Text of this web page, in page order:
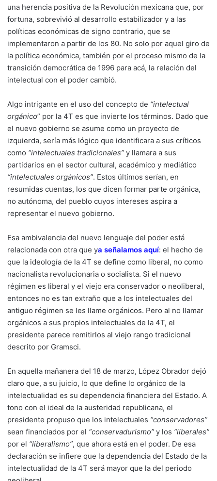
una herencia positiva de la Revolución mexicana que, por
fortuna, sobrevivió al desarrollo estabilizador y a las
políticas económicas de signo contrario, que se
implementaron a partir de los 80. No solo por aquel giro de
la política económica, también por el proceso mismo de la
transición democrática de 1996 para acá, la relación del
intelectual con el poder cambió.
Algo intrigante en el uso del concepto de “intelectual
orgánico” por la 4T es que invierte los términos. Dado que
el nuevo gobierno se asume como un proyecto de
izquierda, sería más lógico que identificara a sus críticos
como “intelectuales tradicionales” y llamara a sus
partidarios en el sector cultural, académico y mediático
“intelectuales orgánicos”. Estos últimos serían, en
resumidas cuentas, los que dicen formar parte orgánica,
no autónoma, del pueblo cuyos intereses aspira a
representar el nuevo gobierno.
Esa ambivalencia del nuevo lenguaje del poder está
relacionada con otra que ya señalamos aquí: el hecho de
que la ideología de la 4T se define como liberal, no como
nacionalista revolucionaria o socialista. Si el nuevo
régimen es liberal y el viejo era conservador o neoliberal,
entonces no es tan extraño que a los intelectuales del
antiguo régimen se les llame orgánicos. Pero al no llamar
orgánicos a sus propios intelectuales de la 4T, el
presidente parece remitirlos al viejo rango tradicional
descrito por Gramsci.
En aquella mañanera del 18 de marzo, López Obrador dejó
claro que, a su juicio, lo que define lo orgánico de la
intelectualidad es su dependencia financiera del Estado. A
tono con el ideal de la austeridad republicana, el
presidente propuso que los intelectuales “conservadores”
sean financiados por el “conservadurismo” y los “liberales”
por el “liberalismo”, que ahora está en el poder. De esa
declaración se infiere que la dependencia del Estado de la
intelectualidad de la 4T será mayor que la del periodo